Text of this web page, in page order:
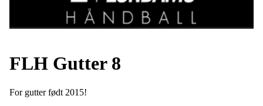
FLH Gutter 8
For gutter født 2015!